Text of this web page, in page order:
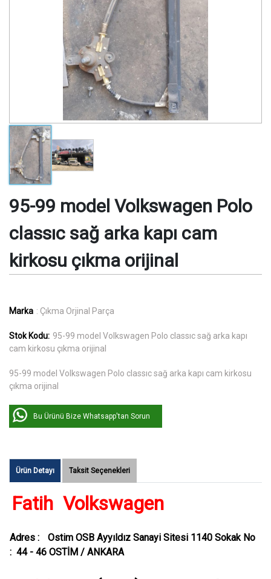
95-99 model Volkswagen Polo
classıc sağ arka kapı cam
kirkosu çıkma orijinal
Marka : Çıkma Orjinal Parça
Stok Kodu: 95-99 model Volkswagen Polo classıc sağ arka kapı
cam kirkosu çıkma orijinal
95-99 model Volkswagen Polo classıc sağ arka kapı cam kirkosu
çıkma orijinal
Bu Ürünü Bize Whatsapp'tan Sorun
Ürün Detayı Taksit Seçenekleri
Fatih Volkswagen
Adres :
Ostim OSB Ayyıldız Sanayi Sitesi 1140 Sokak No
: 44 - 46 OSTİM / ANKARA